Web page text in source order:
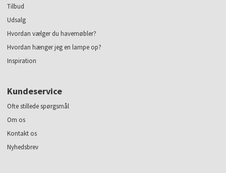
Tilbud
Udsalg
Hvordan vælger du havemøbler?
Hvordan hænger jeg en lampe op?
Inspiration
Kundeservice
Ofte stillede spørgsmål
Om os
Kontakt os
Nyhedsbrev